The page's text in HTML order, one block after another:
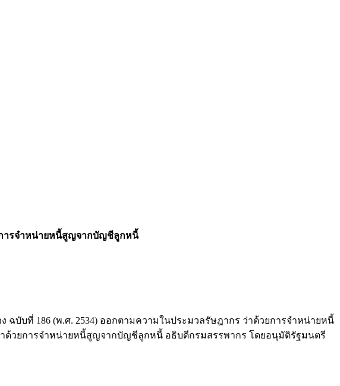
ารจำหน่ายหนี้สูญจากบัญชีลูกหนี้
186 (พ.ศ. 2534) ออกตามความในประมวลรัษฎากร ว่าด้วยการจำหน่ายหนี้
ด้วยการจำหน่ายหนี้สูญจากบัญชีลูกหนี้ อธิบดีกรมสรรพากร โดยอนุมัติรัฐมนตรี